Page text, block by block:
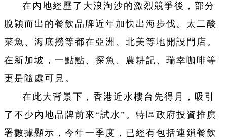
在內地經歷了大浪淘沙的激烈競爭後，部分
脫穎而出的餐飲品牌近年加快出海步伐。太二酸
菜魚、海底撈等都在亞洲、北美等地開設門店。
在新加坡，一點點、探魚、農耕記、瑞幸咖啡等
更是隨處可見。
在此大背景下，香港近水樓台先得月，吸引
了不少內地品牌前來“試水”。特區政府投資推廣
署數據顯示，今年一季度，已經有包括連鎖餐飲